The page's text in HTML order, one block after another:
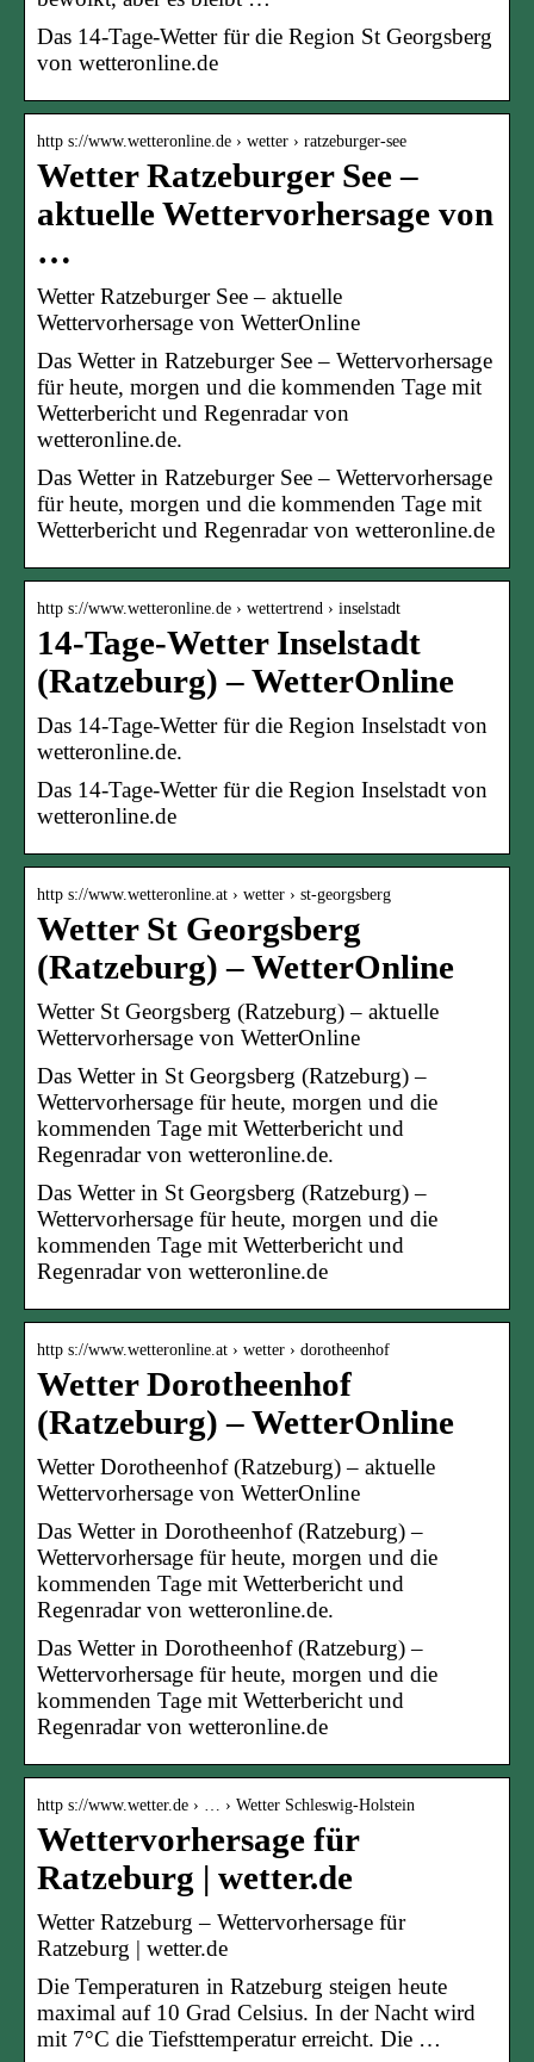
Das 14-Tage-Wetter für die Region St Georgsberg
von wetteronline.de
http s://www.wetteronline.de › wetter › ratzeburger-see
Wetter Ratzeburger See –
aktuelle Wettervorhersage von
…
Wetter Ratzeburger See – aktuelle
Wettervorhersage von WetterOnline
Das Wetter in Ratzeburger See – Wettervorhersage
für heute, morgen und die kommenden Tage mit
Wetterbericht und Regenradar von
wetteronline.de.
Das Wetter in Ratzeburger See – Wettervorhersage
für heute, morgen und die kommenden Tage mit
Wetterbericht und Regenradar von wetteronline.de
http s://www.wetteronline.de › wettertrend › inselstadt
14-Tage-Wetter Inselstadt
(Ratzeburg) – WetterOnline
Das 14-Tage-Wetter für die Region Inselstadt von
wetteronline.de.
Das 14-Tage-Wetter für die Region Inselstadt von
wetteronline.de
http s://www.wetteronline.at › wetter › st-georgsberg
Wetter St Georgsberg
(Ratzeburg) – WetterOnline
Wetter St Georgsberg (Ratzeburg) – aktuelle
Wettervorhersage von WetterOnline
Das Wetter in St Georgsberg (Ratzeburg) –
Wettervorhersage für heute, morgen und die
kommenden Tage mit Wetterbericht und
Regenradar von wetteronline.de.
Das Wetter in St Georgsberg (Ratzeburg) –
Wettervorhersage für heute, morgen und die
kommenden Tage mit Wetterbericht und
Regenradar von wetteronline.de
http s://www.wetteronline.at › wetter › dorotheenhof
Wetter Dorotheenhof
(Ratzeburg) – WetterOnline
Wetter Dorotheenhof (Ratzeburg) – aktuelle
Wettervorhersage von WetterOnline
Das Wetter in Dorotheenhof (Ratzeburg) –
Wettervorhersage für heute, morgen und die
kommenden Tage mit Wetterbericht und
Regenradar von wetteronline.de.
Das Wetter in Dorotheenhof (Ratzeburg) –
Wettervorhersage für heute, morgen und die
kommenden Tage mit Wetterbericht und
Regenradar von wetteronline.de
http s://www.wetter.de › … › Wetter Schleswig-Holstein
Wettervorhersage für
Ratzeburg | wetter.de
Wetter Ratzeburg – Wettervorhersage für
Ratzeburg | wetter.de
Die Temperaturen in Ratzeburg steigen heute
maximal auf 10 Grad Celsius. In der Nacht wird
mit 7°C die Tiefsttemperatur erreicht. Die …